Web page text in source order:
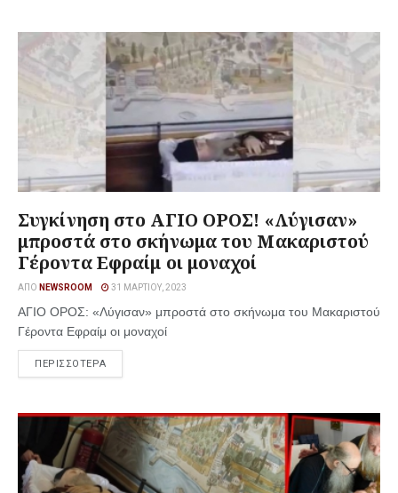
Συγκίνηση στο ΑΓΙΟ ΟΡΟΣ! «Λύγισαν»
μπροστά στο σκήνωμα του Μακαριστού
Γέροντα Εφραίμ οι μοναχοί
ΑΠΌ NEWSROOM 31 ΜΑΡΤΊΟΥ, 2023
ΑΓΙΟ ΟΡΟΣ: «Λύγισαν» μπροστά στο σκήνωμα του Μακαριστού
Γέροντα Εφραίμ οι μοναχοί
ΠΕΡΙΣΣΟΤΕΡΑ